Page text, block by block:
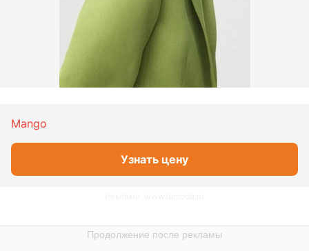
Mango
Узнать цену